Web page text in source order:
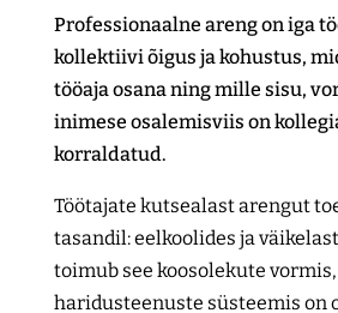
Professionaalne areng on iga
kollektiivi õigus ja kohustus,
tööaja osana ning mille sisu,
inimese osalemisviis on
korraldatud.
Töötajate kutsealast arengut
tasandil: eelkoolides ja
toimub see koosolekute
haridusteenuste süsteemis on